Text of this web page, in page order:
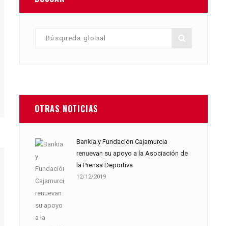
OTRAS NOTICIAS
Bankia y Fundación Cajamurcia
renuevan su apoyo a la Asociación de
la Prensa Deportiva
12/12/2019